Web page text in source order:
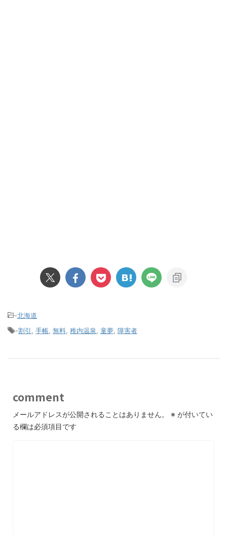
-北海道
-割引 手帳 無料 稚内温泉 童夢 障害者
comment
メールアドレスが公開されることはありません。 ※ が付いてい
る欄は必須項目です